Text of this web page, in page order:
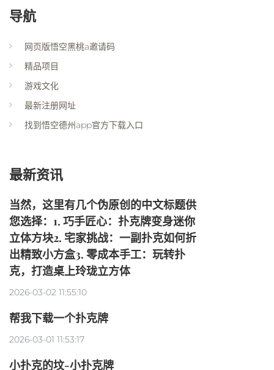
导航
网页版悟空黑桃a邀请码
精品项目
游戏文化
最新注册网址
找到悟空德州app官方下载入口
最新资讯
当然，这里有几个伪原创的中文标题供
您选择：1. 巧手匠心：扑克牌变身迷你
立体方块2. 宅家挑战：一副扑克如何折
出精致小方盒3. 零成本手工：玩转扑
克，打造桌上玲珑立方体
2026-03-02 11:55:10
帮我下载一个扑克牌
2026-03-01 11:53:17
小扑克的坟-小扑克牌